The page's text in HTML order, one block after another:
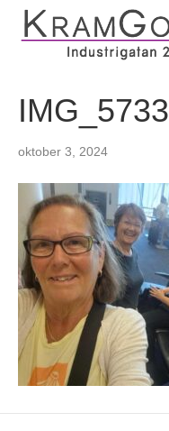
IMG_5733
oktober 3, 2024